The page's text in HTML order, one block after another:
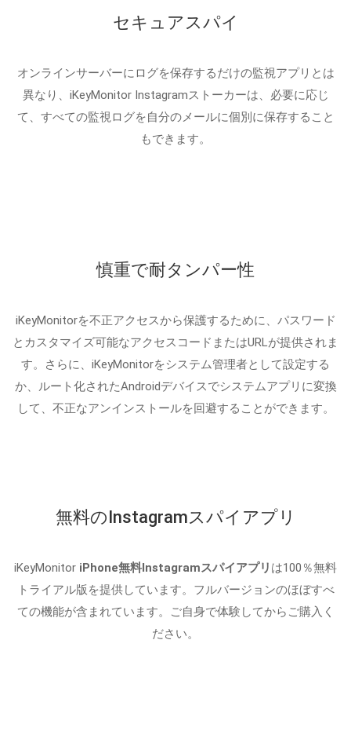
セキュアスパイ
オンラインサーバーにログを保存するだけの監視アプリとは
異なり、iKeyMonitor Instagramストーカーは、必要に応じ
て、すべての監視ログを自分のメールに個別に保存すること
もできます。
慎重で耐タンパー性
iKeyMonitorを不正アクセスから保護するために、パスワード
とカスタマイズ可能なアクセスコードまたはURLが提供されま
す。さらに、iKeyMonitorをシステム管理者として設定する
か、ルート化されたAndroidデバイスでシステムアプリに変換
して、不正なアンインストールを回避することができます。
無料のInstagramスパイアプリ
iKeyMonitor iPhone無料Instagramスパイアプリ は100％無料
トライアル版を提供しています。フルバージョンのほぼすべ
ての機能が含まれています。ご自身で体験してからご購入く
ださい。